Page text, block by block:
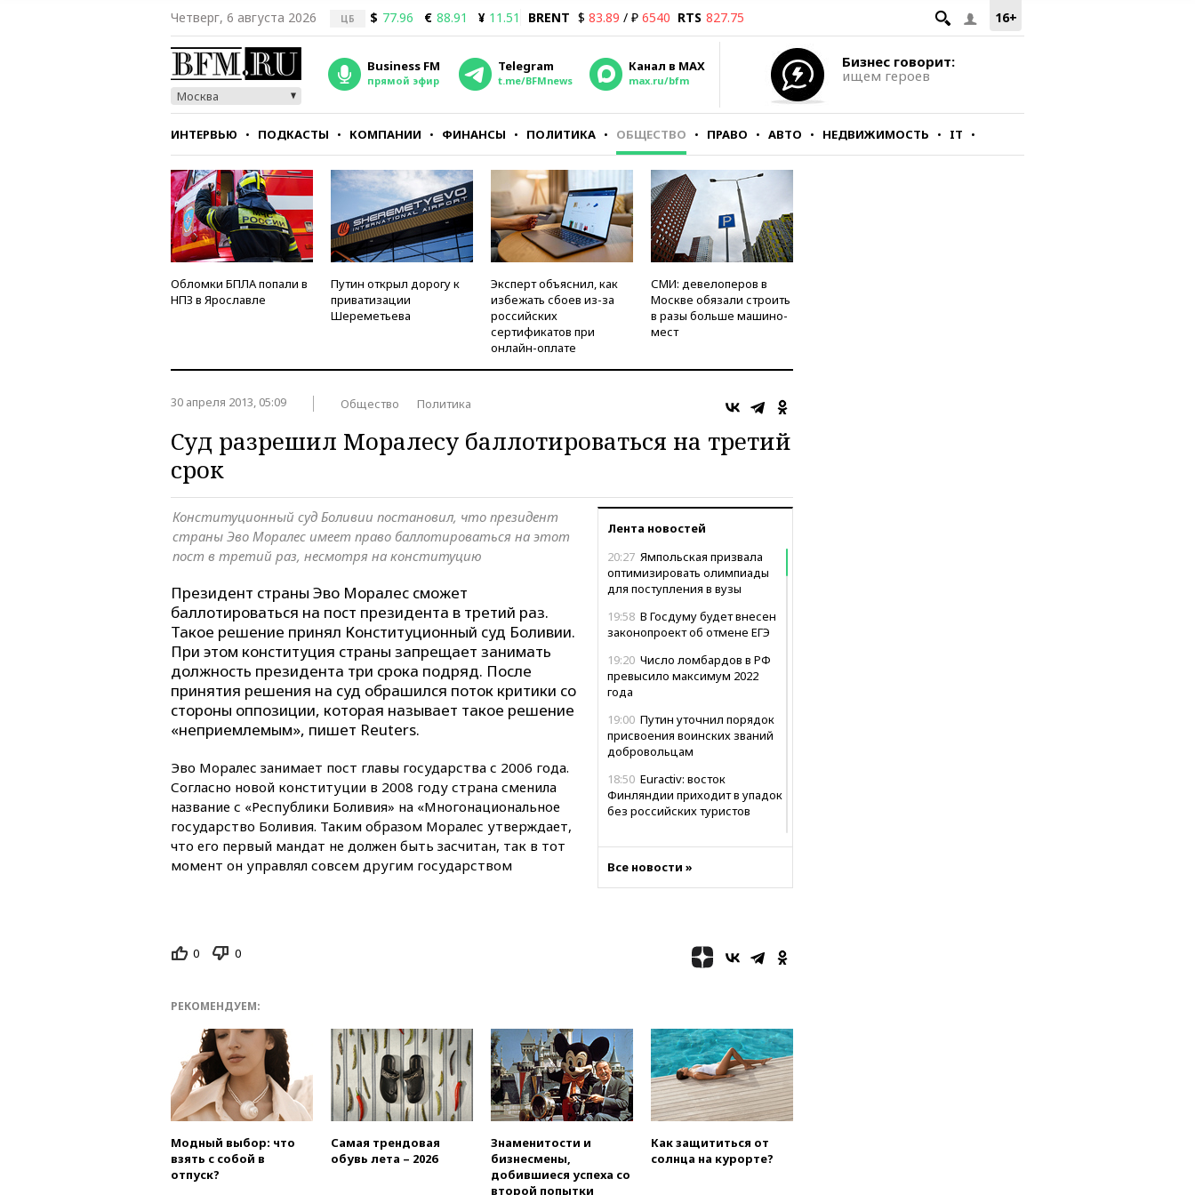
16+
Четверг, 6 августа 2026 ЦБ $ 77.96 € 88.91 ¥ 11.51 BRENT $ 83.89 / ₽ 6540 RTS 827.75
Москва
Business FM
прямой эфир
Telegram
t.me/BFMnews
Канал в MAX
max.ru/bfm
Бизнес говорит:
ищем героев
ИНТЕРВЬЮ ПОДКАСТЫ КОМПАНИИ ФИНАНСЫ ПОЛИТИКА ОБЩЕСТВО ПРАВО АВТО НЕДВИЖИМОСТЬ IT
СТИЛЬ ТЕСТЫ
Обломки БПЛА попали в
НПЗ в Ярославле
Путин открыл дорогу к
приватизации
Шереметьева
Эксперт объяснил, как
избежать сбоев из-за
российских
сертификатов при
онлайн-оплате
СМИ: девелоперов в
Москве обязали строить
в разы больше машино-
мест
30 апреля 2013, 05:09 Общество Политика
Суд разрешил Моралесу баллотироваться на третий
срок
Лента новостей
20:27 Ямпольская призвала
оптимизировать олимпиады
для поступления в вузы
19:58 В Госдуму будет внесен
законопроект об отмене ЕГЭ
19:20 Число ломбардов в РФ
превысило максимум 2022
года
19:00 Путин уточнил порядок
присвоения воинских званий
добровольцам
18:50 Euractiv: восток
Финляндии приходит в упадок
без российских туристов
введены ограничения
пострадали при атаках ВСУ на
Белгородскую область
строительства военной базы в
Газе
17:50
Миронов призвал снять
«Яблоко» с выборов в Госдуму
17:45
Правительство получит
«золотую акцию» в
управлении аэропортом
Шереметьево
Все новости »
Конституционный суд Боливии постановил, что президент
страны Эво Моралес имеет право баллотироваться на этот
пост в третий раз, несмотря на конституцию
Президент страны Эво Моралес сможет
баллотироваться на пост президента в третий раз.
Такое решение принял Конституционный суд Боливии.
При этом конституция страны запрещает занимать
должность президента три срока подряд. После
принятия решения на суд обрашился поток критики со
стороны оппозиции, которая называет такое решение
«неприемлемым», пишет Reuters.
Эво Моралес занимает пост главы государства с 2006 года.
Согласно новой конституции в 2008 году страна сменила
название с «Республики Боливия» на «Многонациональное
государство Боливия. Таким образом Моралес утверждает,
что его первый мандат не должен быть засчитан, так в тот
момент он управлял совсем другим государством
0 0
РЕКОМЕНДУЕМ:
Модный выбор: что
взять с собой в
отпуск?
Самая трендовая
обувь лета – 2026
Знаменитости и
бизнесмены,
добившиеся успеха со
второй попытки
Как защититься от
солнца на курорте?